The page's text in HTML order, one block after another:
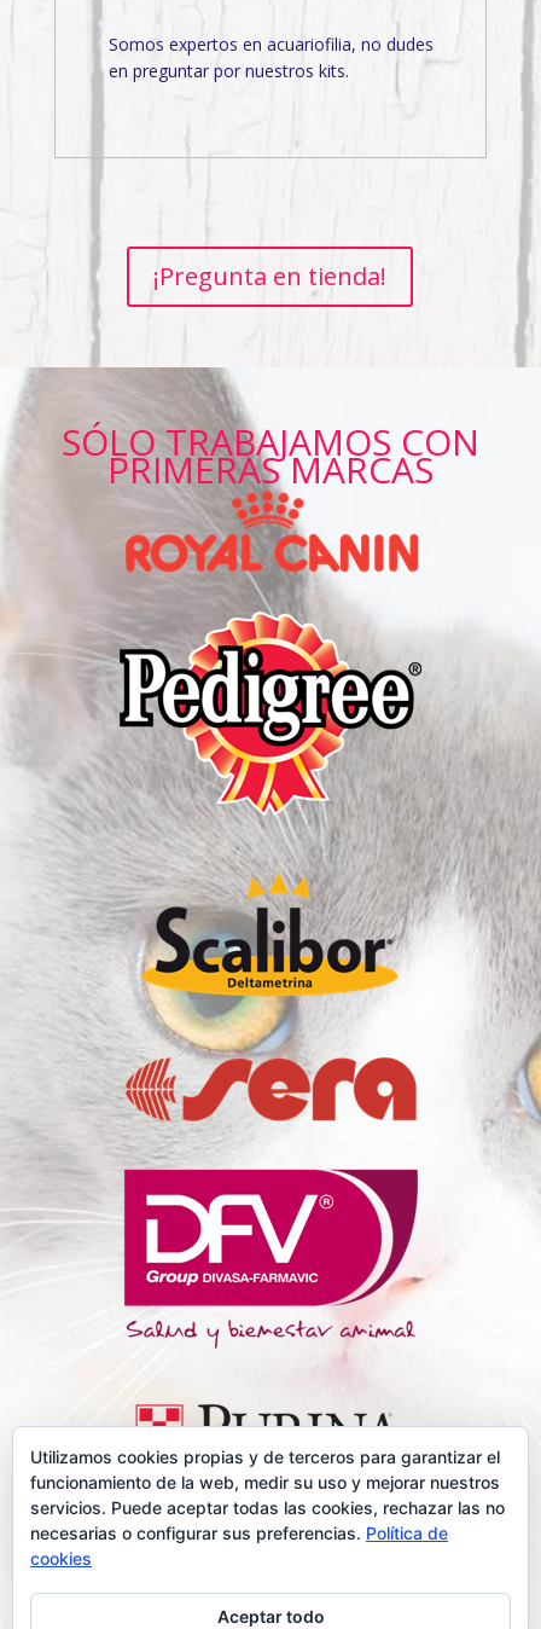
Somos expertos en acuariofilia, no dudes
en preguntar por nuestros kits.
¡Pregunta en tienda!
SÓLO TRABAJAMOS CON
PRIMERAS MARCAS
Lista completa
Utilizamos cookies propias y de terceros para garantizar el
funcionamiento de la web, medir su uso y mejorar nuestros
servicios. Puede aceptar todas las cookies, rechazar las no
necesarias o configurar sus preferencias. Política de
cookies
Aceptar todo